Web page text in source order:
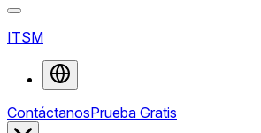
ITSM
ContáctanosPrueba Gratis